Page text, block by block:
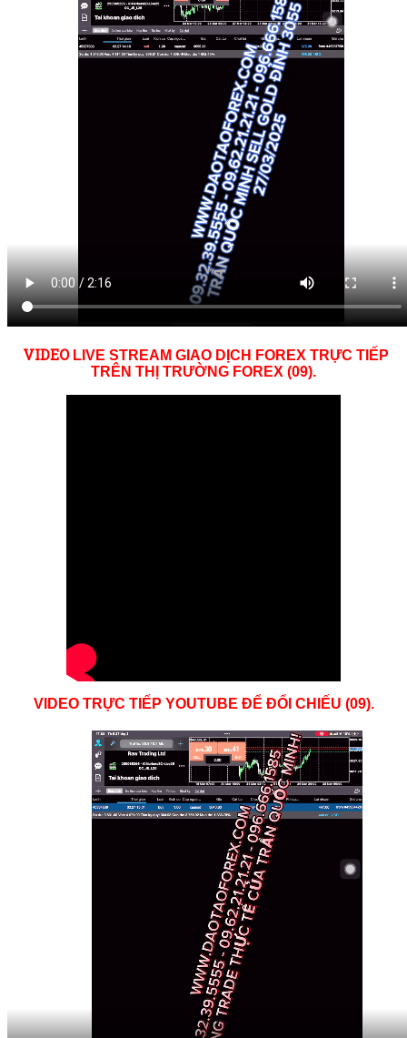
VIDEOLIVE STREAM GIAO DỊCH FOREX TRỰC TIẾP
TRÊN THỊ TRƯỜNG FOREX (09).
VIDEO TRỰC TIẾP YOUTUBE ĐỂ ĐỔI CHIẾU (09).